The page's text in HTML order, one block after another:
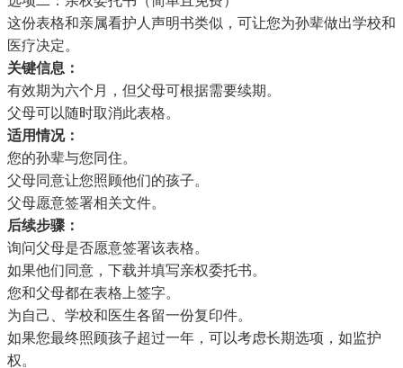
这份表格和亲属看护人声明书类似，可让您为孙辈做出学校和
医疗决定。
关键信息：
有效期为六个月，但父母可根据需要续期。
父母可以随时取消此表格。
适用情况：
您的孙辈与您同住。
父母同意让您照顾他们的孩子。
父母愿意签署相关文件。
后续步骤：
询问父母是否愿意签署该表格。
如果他们同意， 下载并填写亲权委托书。
您和父母都在表格上签字。
为自己、学校和医生各留一份复印件。
如果您最终照顾孩子超过一年，可以考虑长期选项，如监护
权。